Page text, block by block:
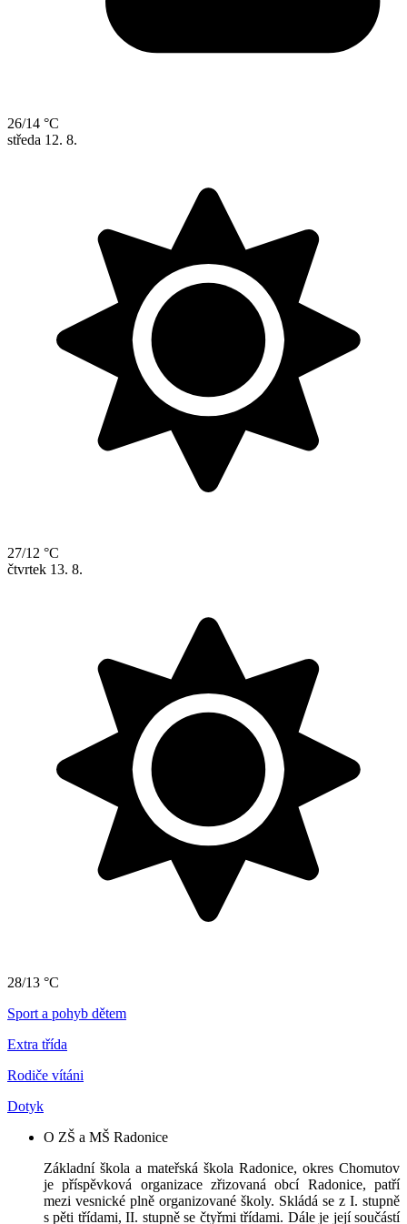
26/14 °C
středa 12. 8.
27/12 °C
čtvrtek 13. 8.
28/13 °C
Sport a pohyb dětem
Extra třída
Rodiče vítáni
Dotyk
O ZŠ a MŠ Radonice
Základní škola a mateřská škola Radonice, okres Chomutov
je příspěvková organizace zřizovaná obcí Radonice, patří
mezi vesnické plně organizované školy. Skládá se z I. stupně
s pěti třídami, II. stupně se čtyřmi třídami. Dále je její součástí